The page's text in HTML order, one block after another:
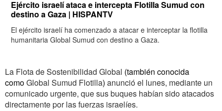
Ejército israelí ataca e intercepta Flotilla Sumud con
destino a Gaza | HISPANTV
El ejército israelí ha comenzado a atacar e interceptar la flotilla
humanitaria Global Sumud con destino a Gaza.
La Flota de Sostenibilidad Global (también conocida
comoGlobal Sumud Flotilla) anunció el lunes, mediante un
comunicado urgente, que sus buques habían sido atacados
directamente por las fuerzas israelíes.